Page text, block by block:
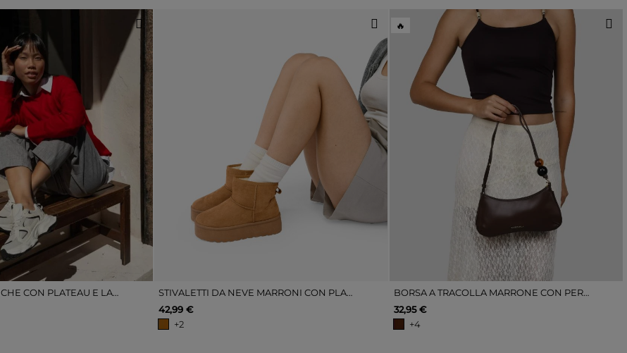
SNEAKERS BIANCHE CON PLATEAU E LACCI
STIVALETTI DA NEVE MARRONI CON PLATEAU
42,99 €
+2
🔥
BORSA A TRACOLLA MARRONE CON PERLINE MARMORIZZATE
32,95 €
+4